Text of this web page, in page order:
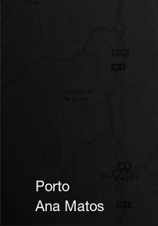
Porto
Ana Matos